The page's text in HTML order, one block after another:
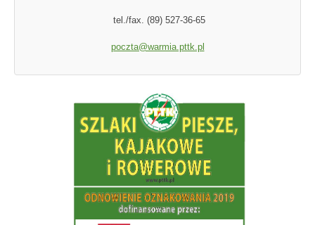
tel./fax. (89) 527-36-65
poczta@warmia.pttk.pl